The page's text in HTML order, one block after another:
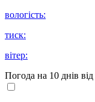
вологість:
тиск:
вітер:
Погода на 10 днів від